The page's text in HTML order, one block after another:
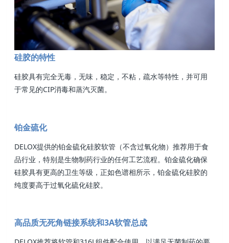
硅胶的特性
硅胶具有完全无毒，无味，稳定，不粘，疏水等特性，并可用
于常见的CIP消毒和蒸汽灭菌。
铂金硫化
DELOX提供的铂金硫化硅胶软管（不含过氧化物）推荐用于食
品行业，特别是生物制药行业的任何工艺流程。铂金硫化确保
硅胶具有更高的卫生等级，正如色谱相所示，铂金硫化硅胶的
纯度要高于过氧化硫化硅胶。
高品质无死角链接系统和3A软管总成